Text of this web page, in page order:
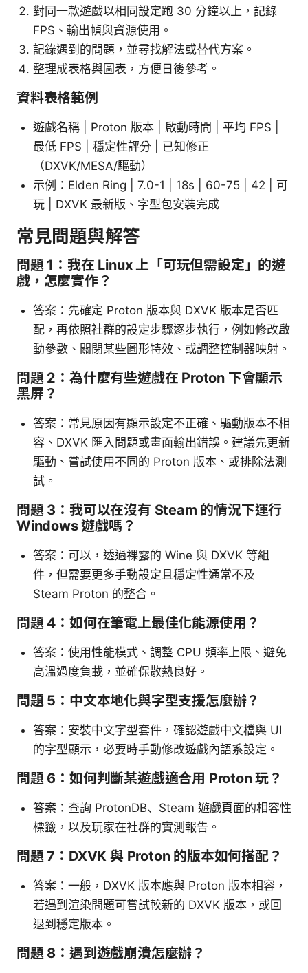
對同一款遊戲以相同設定跑 30 分鐘以上，記錄
FPS、輸出幀與資源使用。
記錄遇到的問題，並尋找解法或替代方案。
整理成表格與圖表，方便日後參考。
資料表格範例
遊戲名稱 | Proton 版本 | 啟動時間 | 平均 FPS |
最低 FPS | 穩定性評分 | 已知修正
（DXVK/MESA/驅動）
示例：Elden Ring | 7.0-1 | 18s | 60-75 | 42 | 可
玩 | DXVK 最新版、字型包安裝完成
常見問題與解答
問題 1：我在 Linux 上「可玩但需設定」的遊
戲，怎麼實作？
答案：先確定 Proton 版本與 DXVK 版本是否匹
配，再依照社群的設定步驟逐步執行，例如修改啟
動參數、關閉某些圖形特效、或調整控制器映射。
問題 2：為什麼有些遊戲在 Proton 下會顯示
黑屏？
答案：常見原因有顯示設定不正確、驅動版本不相
容、DXVK 匯入問題或畫面輸出錯誤。建議先更新
驅動、嘗試使用不同的 Proton 版本、或排除法測
試。
問題 3：我可以在沒有 Steam 的情況下運行
Windows 遊戲嗎？
答案：可以，透過裸露的 Wine 與 DXVK 等組
件，但需要更多手動設定且穩定性通常不及
Steam Proton 的整合。
問題 4：如何在筆電上最佳化能源使用？
答案：使用性能模式、調整 CPU 頻率上限、避免
高溫過度負載，並確保散熱良好。
問題 5：中文本地化與字型支援怎麼辦？
答案：安裝中文字型套件，確認遊戲中文檔與 UI
的字型顯示，必要時手動修改遊戲內語系設定。
問題 6：如何判斷某遊戲適合用 Proton 玩？
答案：查詢 ProtonDB、Steam 遊戲頁面的相容性
標籤，以及玩家在社群的實測報告。
問題 7：DXVK 與 Proton 的版本如何搭配？
答案：一般，DXVK 版本應與 Proton 版本相容，
若遇到渲染問題可嘗試較新的 DXVK 版本，或回
退到穩定版本。
問題 8：遇到遊戲崩潰怎麼辦？